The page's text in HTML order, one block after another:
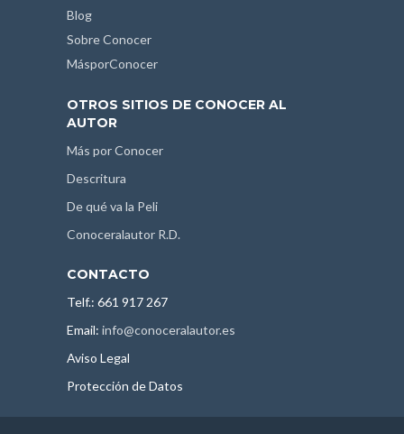
Blog
Sobre Conocer
MásporConocer
OTROS SITIOS DE CONOCER AL
AUTOR
Más por Conocer
Descritura
De qué va la Peli
Conoceralautor R.D.
CONTACTO
Telf.: 661 917 267
Email: info@conoceralautor.es
Aviso Legal
Protección de Datos